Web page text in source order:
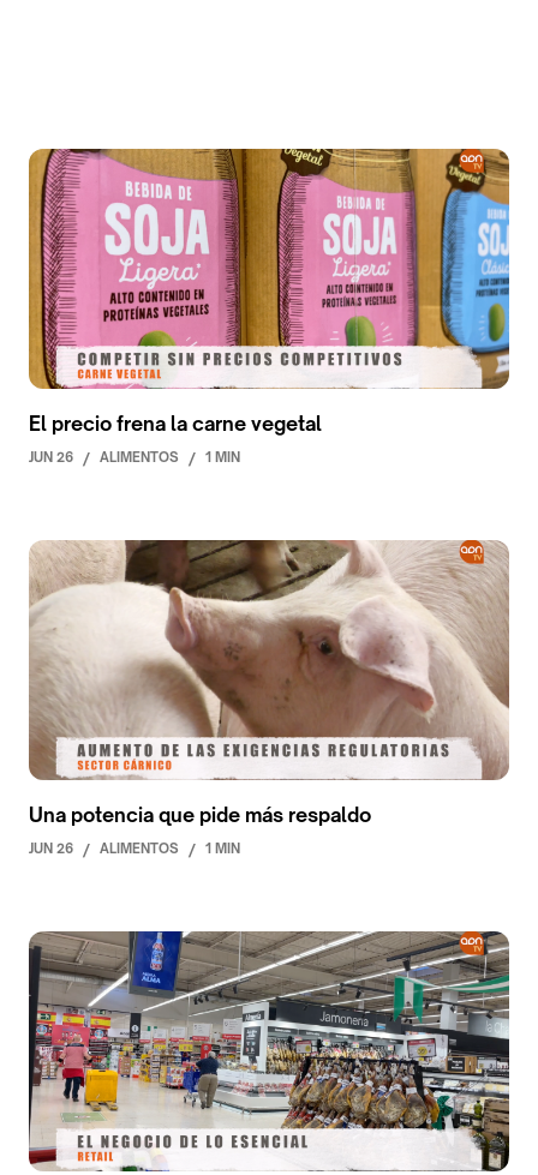
El precio frena la carne vegetal
JUN 26 / ALIMENTOS / 1 MIN
Una potencia que pide más respaldo
JUN 26 / ALIMENTOS / 1 MIN